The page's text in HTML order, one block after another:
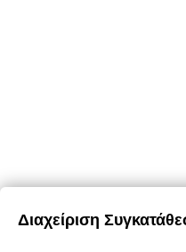
Επιστροφές & Ακυρώσεις
Προσωπικά Δεδομένα –
Διαχείριση